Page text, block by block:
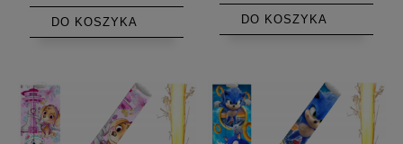
DO KOSZYKA DO KOSZYKA